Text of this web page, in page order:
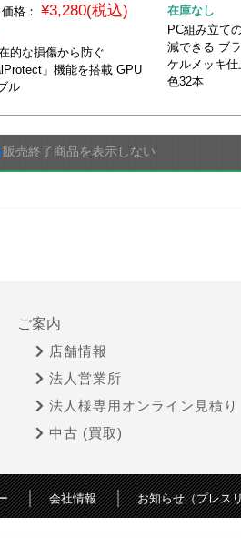
格：
¥3,280(税込)
的な損傷から防ぐ
」機能を搭載 GPU
ル
在庫なし
PC組み立て
減できる ブ
ケルメッキ
色32本
販売終了商品を表示しない
ご案内
店舗情報
法人営業所
法人様専用オンライン見積り
中古 (買取)
会社情報 お知らせ（プレス